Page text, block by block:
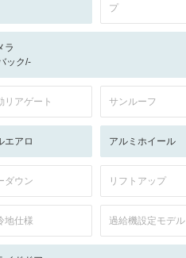
プ
ラ
ック/-
リアゲート サンルーフ
エアロ アルミホイール
ダウン リフトアップ
地仕様 過給機設定モデル